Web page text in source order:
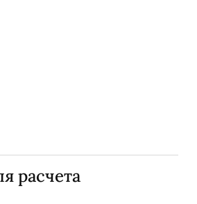
расчета